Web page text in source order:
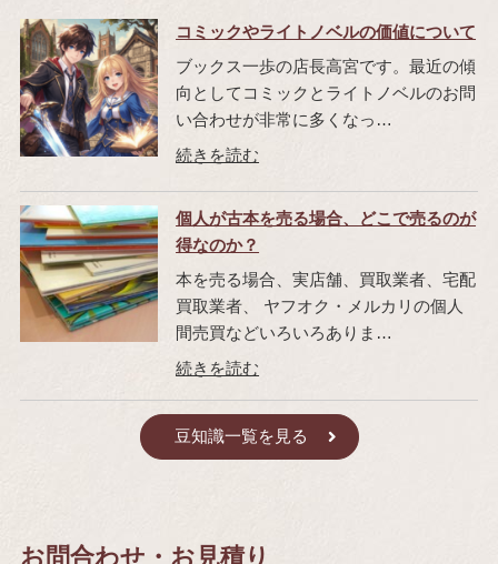
コミックやライトノベルの価値について
ブックス一歩の店長高宮です。最近の傾
向としてコミックとライトノベルのお問
い合わせが非常に多くなっ…
個人が古本を売る場合、どこで売るのが
得なのか？
本を売る場合、実店舗、買取業者、宅配
買取業者、 ヤフオク・メルカリの個人
間売買などいろいろありま…
豆知識一覧を見る
お問合わせ・お見積り